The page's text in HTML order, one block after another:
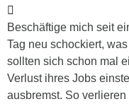
Beschäftige mich seit
Tag neu schockiert,
sollten sich schon mal
Verlust ihres Jobs
ausbremst. So